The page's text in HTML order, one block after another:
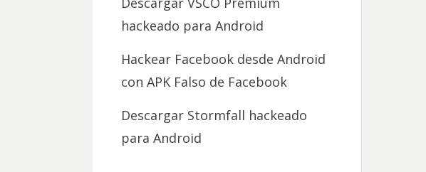
hackeado para Android
Hackear Facebook desde Android
con APK Falso de Facebook
Descargar Stormfall hackeado
para Android